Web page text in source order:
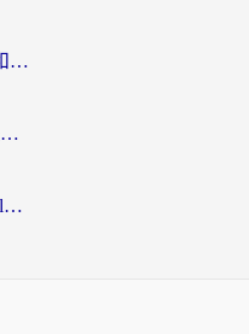
海外回国加速器怎么选？斧牛和海龟哪个好？一篇帮你避开坑的实用指南
从匈牙利回国内的vpn，不只是为了刷剧那么简单
海外党必看：Quickback和OurPlay好用吗？3分钟选对回国加速器，无缝刷剧玩游戏